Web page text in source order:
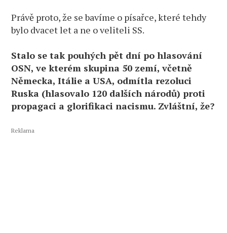
Právě proto, že se bavíme o písařce, které tehdy
bylo dvacet let a ne o veliteli SS.
Stalo se tak pouhých pět dní po hlasování
OSN, ve kterém skupina 50 zemí, včetně
Německa, Itálie a USA, odmítla rezoluci
Ruska (hlasovalo 120 dalších národů) proti
propagaci a glorifikaci nacismu. Zvláštní, že?
Reklama